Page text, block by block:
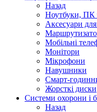
Назад
Ноутбуки, ПК
Аксесуари
Мобільні
Монітори
Мікрофони
Навушники
Смарт-
Жорсткі диски
Системи охорони і
Назад